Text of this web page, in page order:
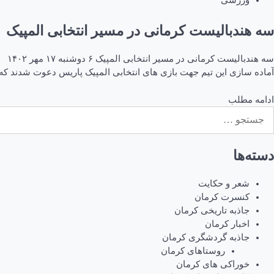
سه هندبالیست کرمانی در مسیر انتخابی المپیک
آماده سازی این تیم جهت بازی های انتخابی المپیک پاریس دعوت شدند که
ادامه مطلب
برای:
دسته‌ها
شعر و حکایت
کنسرت کرمان
جاذبه تاریخی کرمان
اخبار کرمان
جاذبه گردشگری کرمان
روستاهای کرمان
خوراکی های کرمان